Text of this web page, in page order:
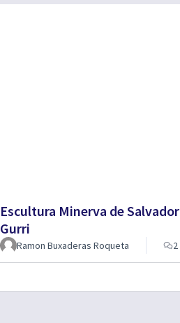
Escultura Minerva de Salvador
Gurri
Ramon Buxaderas Roqueta 2